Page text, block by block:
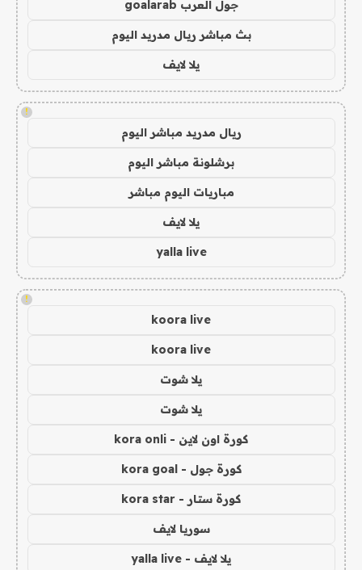
جول العرب goalarab
بث مباشر ريال مدريد اليوم
يلا لايف
!
ريال مدريد مباشر اليوم
برشلونة مباشر اليوم
مباريات اليوم مباشر
يلا لايف
yalla live
!
koora live
koora live
يلا شوت
يلا شوت
كورة اون لاين - kora onli
كورة جول - kora goal
كورة ستار - kora star
سوريا لايف
يلا لايف - yalla live